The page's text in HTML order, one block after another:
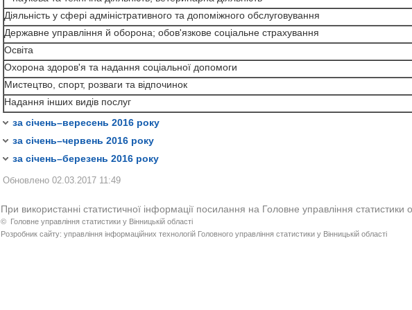
Діяльність у сфері адміністративного та допоміжного обслуговування
Державне управління й оборона; обов'язкове соціальне страхування
Освіта
Охорона здоров'я та надання соціальної допомоги
Мистецтво, спорт, розваги та відпочинок
Надання інших видів послуг
за січень–вересень 2016 року
Державне управління й оборона; обов'язкове соціальне страхування
Освіта
Охорона здоров'я та надання соціальної допомоги
Мистецтво, спорт, розваги та відпочинок
Надання інших видів послуг
1Дані не оприлюднюються з метою забезпечення виконання вимог Закону
інформації.
за січень–червень 2016 року
Діяльність у сфері адміністративного та допоміжного обслуговування
Державне управління й оборона; обов'язкове соціальне страхування
Освіта
Охорона здоров'я та надання соціальної допомоги
Мистецтво, спорт, розваги та відпочинок
Надання інших видів послуг
Дані не оприлюднюються з метою забезпечення виконання вимог Закону України
інформації.
за січень–березень 2016 року
Наукові дослідження та розробки
Рекламна діяльність і дослідження кон'юнктури ринку, інша професійна,
наукова та технічна діяльність, ветеринарна діяльність
Діяльність у сфері адміністративного та допоміжного обслуговування
Державне управління й оборона; обов'язкове соціальне страхування
Освіта
Охорона здоров'я та надання соціальної допомоги
Мистецтво, спорт, розваги та відпочинок
Надання інших видів послуг
Обновлено 02.03.2017 11:49
При використанні статистичної інформації посилання на Головне управління статистики
© Головне управління статистики у Вінницькій області
Розробник сайту: управління інформаційних технологій Головного управління статистики у Вінницькій області